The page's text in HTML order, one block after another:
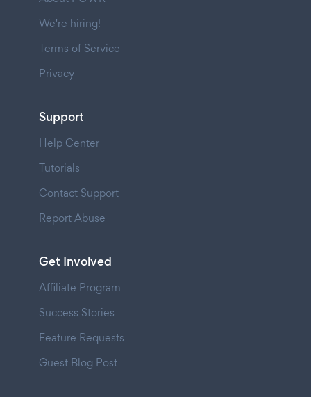
We're hiring!
Terms of Service
Privacy
Support
Help Center
Tutorials
Contact Support
Report Abuse
Get Involved
Affiliate Program
Success Stories
Feature Requests
Guest Blog Post